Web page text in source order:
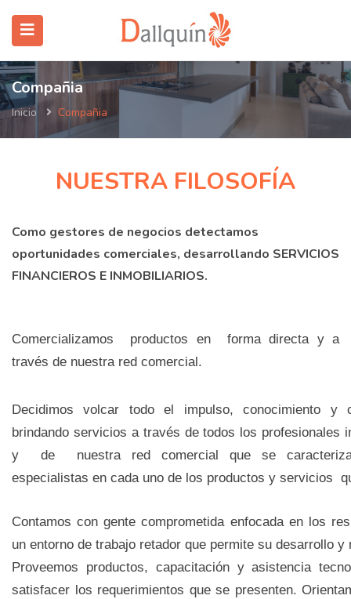
(SERVICIOS)
Compañia
Inicio Compañia
NUESTRA FILOSOFÍA
Como gestores de negocios detectamos
oportunidades comerciales, desarrollando SERVICIOS
FINANCIEROS E INMOBILIARIOS.
Comercializamos productos en forma directa y a
través de nuestra red comercial.
Decidimos volcar todo el impulso, conocimiento y
brindando servicios a través de todos los profesionales
y de nuestra red comercial que se
especialistas en cada uno de los productos y servicios
Contamos con gente comprometida enfocada en los
un entorno de trabajo retador que permite su desarrollo y
Proveemos productos, capacitación y asistencia
satisfacer los requerimientos que se presenten.